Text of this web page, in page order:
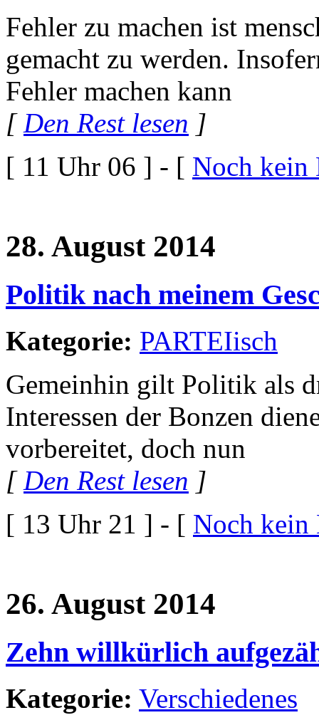
Fehler zu machen ist
gemacht zu werden.
Fehler machen kann
[Den Rest lesen ]
[ 11 Uhr 06 ] - [ Noch kein
28. August 2014
Politik nach meinem
Kategorie: PARTEIisch
Gemeinhin gilt Politik als
Interessen der Bonzen
vorbereitet, doch nun
[Den Rest lesen ]
[ 13 Uhr 21 ] - [ Noch kein
26. August 2014
Zehn willkürlich
Kategorie: Verschiedenes